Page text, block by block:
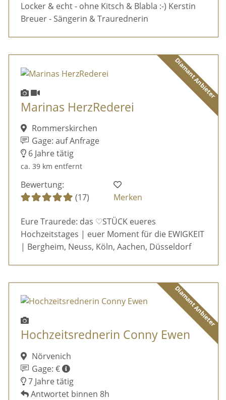
Locker & echt - ohne Kitsch & Blabla :-) Kerstin
Breuer - Sängerin & Traurednerin
Diamant Anbieter
Marinas HerzRederei
Rommerskirchen
Gage: auf Anfrage
6 Jahre tätig
ca. 39 km entfernt
Bewertung:
(17)
Merken
Eure Traurede: das ♡STÜCK eueres
Hochzeitstages | euer Moment für die EWIGKEIT
| Bergheim, Neuss, Köln, Aachen, Düsseldorf
Diamant Anbieter
Hochzeitsrednerin Conny Ewen
Nörvenich
Gage: €
7 Jahre tätig
Antwortet binnen 8h